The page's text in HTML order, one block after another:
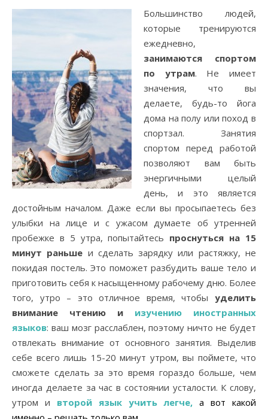
Большинство людей,
которые тренируются
ежедневно,
занимаются спортом
по утрам. Не имеет
значения, что вы
делаете, будь-то йога
дома на полу или поход в
спортзал. Занятия
спортом перед работой
позволяют вам быть
энергичными целый
день, и это является
достойным началом. Даже если вы просыпаетесь без
улыбки на лице и с ужасом думаете об утренней
пробежке в 5 утра, попытайтесь проснуться на 15
минут раньше и сделать зарядку или растяжку, не
покидая постель. Это поможет разбудить ваше тело и
приготовить себя к насыщенному рабочему дню. Более
того, утро – это отличное время, чтобы уделить
внимание чтению и изучению иностранных
языков: ваш мозг расслаблен, поэтому ничто не будет
отвлекать внимание от основного занятия. Выделив
себе всего лишь 15-20 минут утром, вы поймете, что
сможете сделать за это время гораздо больше, чем
иногда делаете за час в состоянии усталости. К слову,
утром и второй язык учить легче,а вот какой